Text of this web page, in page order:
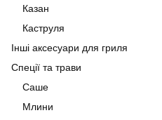
Казан
Каструля
Інші аксесуари для гриля
Спеції та трави
Саше
Млини